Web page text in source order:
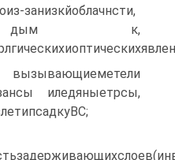
занизкйоблачнсти,
дым к,
иледяныетрсы,